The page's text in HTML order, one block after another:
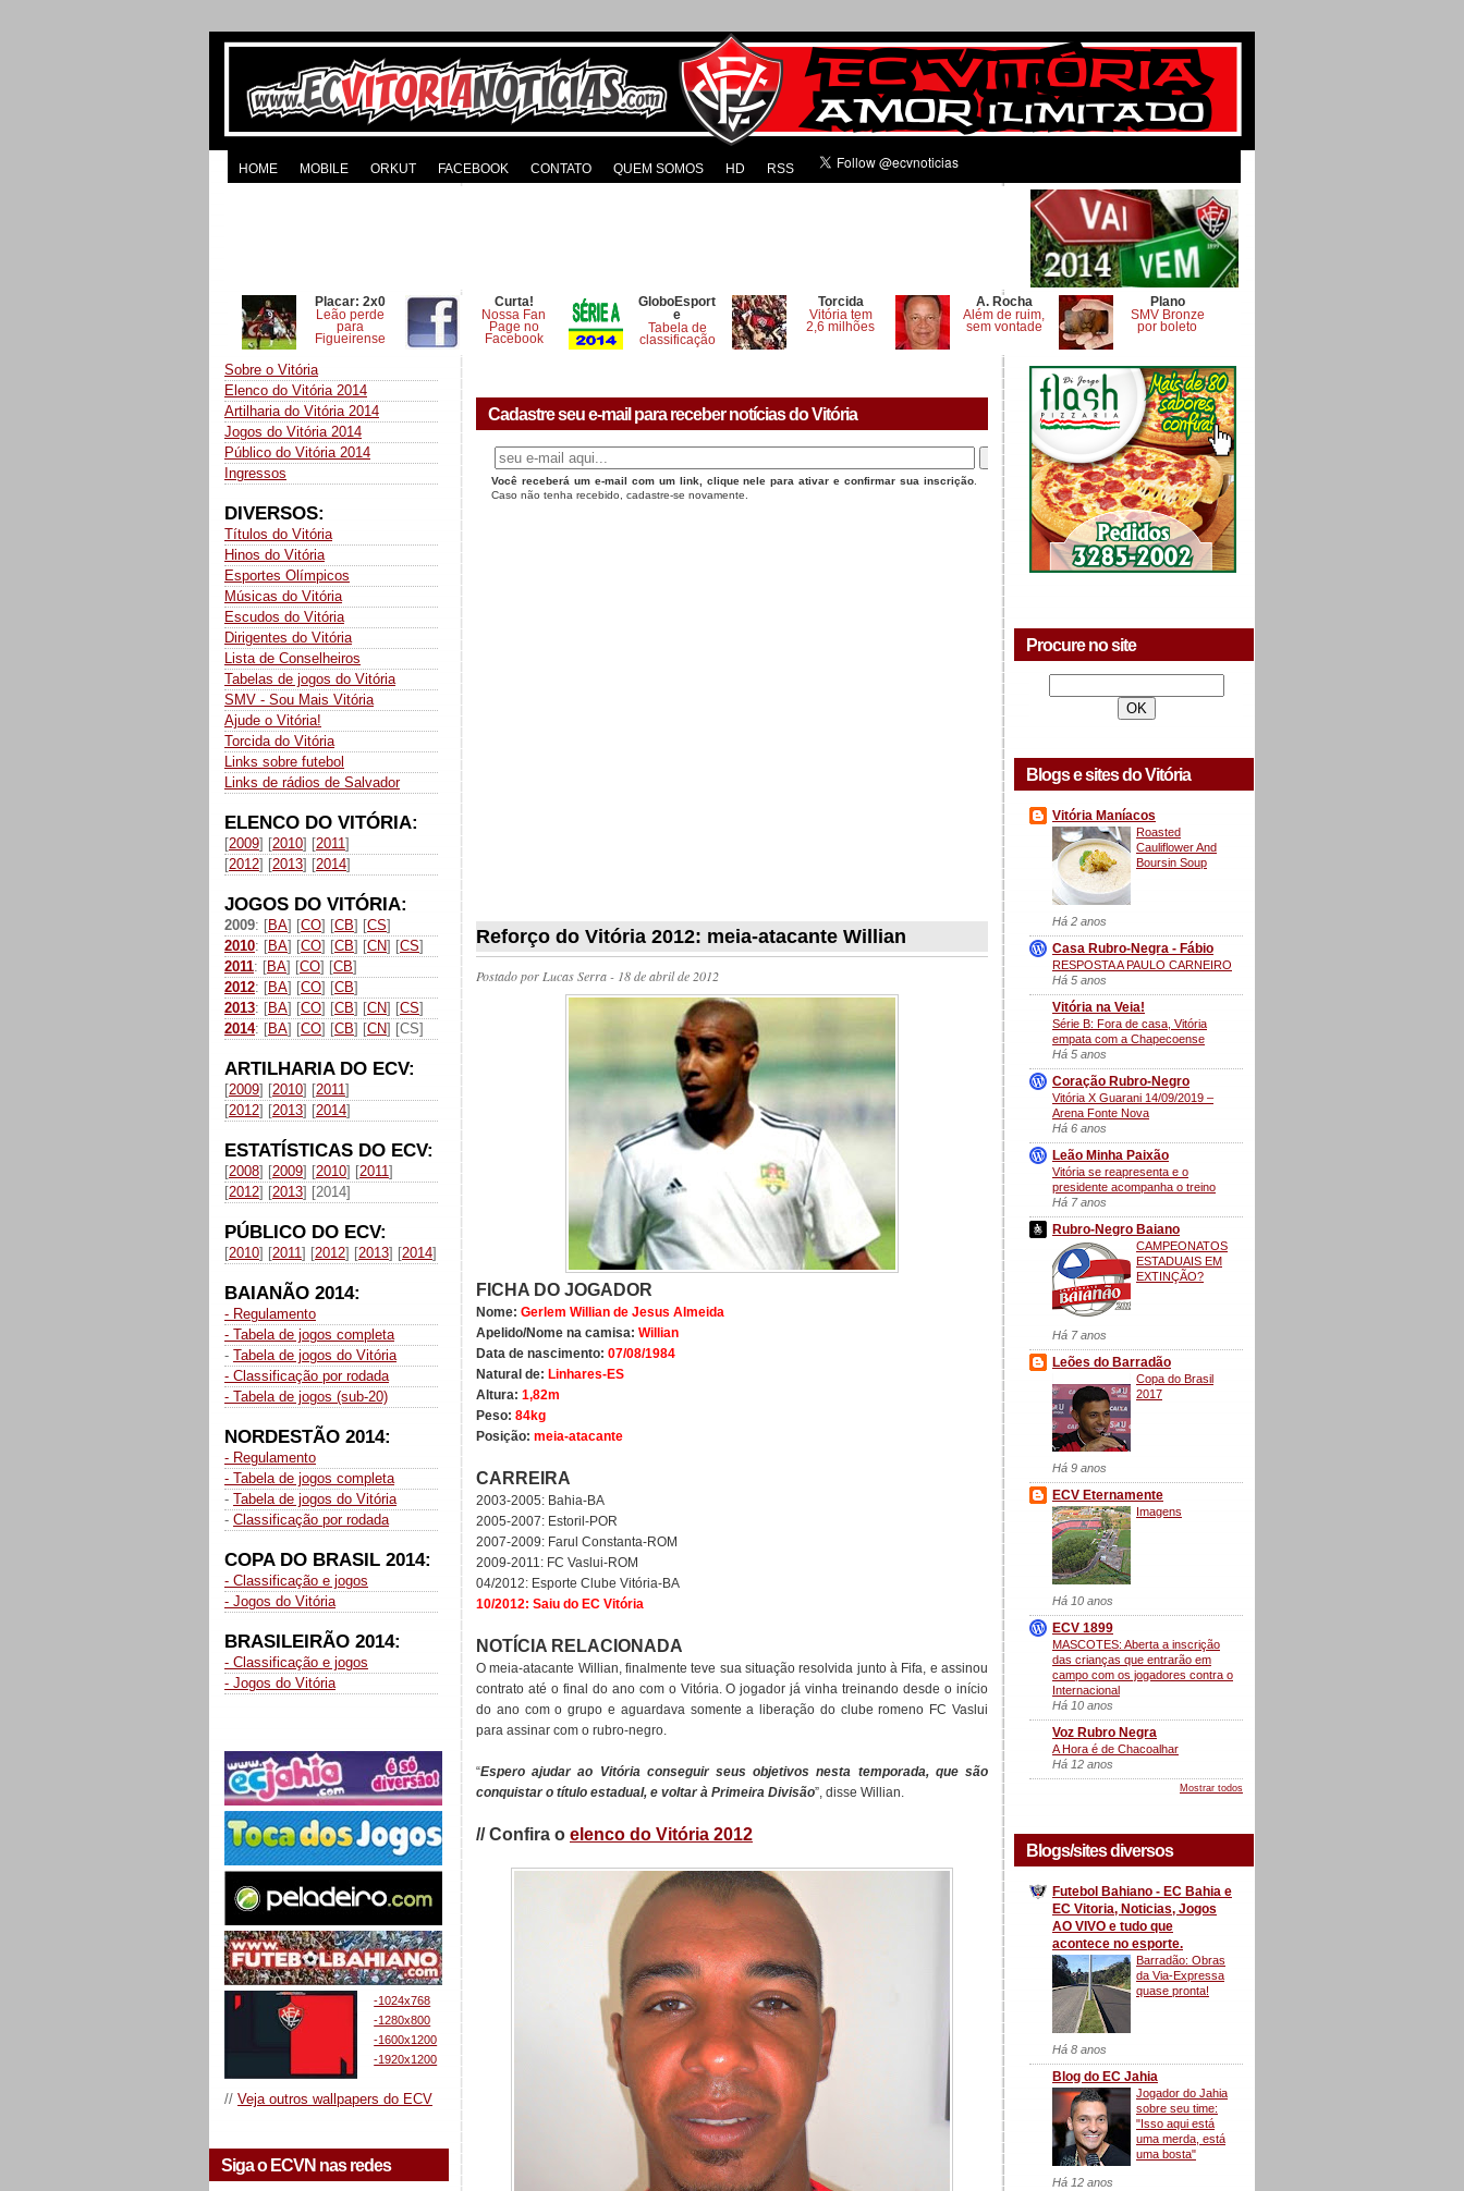
HOME MOBILE ORKUT FACEBOOK CONTATO QUEM SOMOS HD RSS
Placar: 2x0
Leão perde
para
Figueirense
Curta!
Nossa Fan
Page no
Facebook
GloboEsport
e
Tabela de
classificação
Torcida
Vitória tem
2,6 milhões
A. Rocha
Além de ruim,
sem vontade
Plano
SMV Bronze
por boleto
Sobre o Vitória
Elenco do Vitória 2014
Artilharia do Vitória 2014
Jogos do Vitória 2014
Público do Vitória 2014
Ingressos
DIVERSOS:
Títulos do Vitória
Hinos do Vitória
Esportes Olímpicos
Músicas do Vitória
Escudos do Vitória
Dirigentes do Vitória
Lista de Conselheiros
Tabelas de jogos do Vitória
SMV - Sou Mais Vitória
Ajude o Vitória!
Torcida do Vitória
Links sobre futebol
Links de rádios de Salvador
ELENCO DO VITÓRIA:
[2009] [2010] [2011]
[2012] [2013] [2014]
JOGOS DO VITÓRIA:
2009: [BA] [CO] [CB] [CS]
2010: [BA] [CO] [CB] [CN] [CS]
2011: [BA] [CO] [CB]
2012: [BA] [CO] [CB]
2013: [BA] [CO] [CB] [CN] [CS]
2014: [BA] [CO] [CB] [CN] [CS]
ARTILHARIA DO ECV:
[2009] [2010] [2011]
[2012] [2013] [2014]
ESTATÍSTICAS DO ECV:
[2008] [2009] [2010] [2011]
[2012] [2013] [2014]
PÚBLICO DO ECV:
[2010] [2011] [2012] [2013] [2014]
BAIANÃO 2014:
- Regulamento
- Tabela de jogos completa
- Tabela de jogos do Vitória
- Classificação por rodada
- Tabela de jogos (sub-20)
NORDESTÃO 2014:
- Regulamento
- Tabela de jogos completa
- Tabela de jogos do Vitória
- Classificação por rodada
COPA DO BRASIL 2014:
- Classificação e jogos
- Jogos do Vitória
BRASILEIRÃO 2014:
- Classificação e jogos
- Jogos do Vitória
-1024x768
-1280x800
-1600x1200
-1920x1200
// Veja outros wallpapers do ECV
Siga o ECVN nas redes
Cadastre seu e-mail para receber notícias do Vitória
Você receberá um e-mail com um link, clique nele para ativar e confirmar sua inscrição
Caso não tenha recebido, cadastre-se novamente.
Reforço do Vitória 2012: meia-atacante Willian
Postado porLucas Serra- 18 de abril de 2012
FICHA DO JOGADOR
Nome: Gerlem Willian de Jesus Almeida
Apelido/Nome na camisa: Willian
Data de nascimento: 07/08/1984
Natural de: Linhares-ES
Altura: 1,82m
Peso: 84kg
Posição: meia-atacante
CARREIRA
2003-2005: Bahia-BA
2005-2007: Estoril-POR
2007-2009: Farul Constanta-ROM
2009-2011: FC Vaslui-ROM
04/2012: Esporte Clube Vitória-BA
10/2012: Saiu do EC Vitória
NOTÍCIA RELACIONADA
O meia-atacante Willian, finalmente teve sua situação resolvida junto à Fifa, e assinou
contrato até o final do ano com o Vitória. O jogador já vinha treinando desde o início
do ano com o grupo e aguardava somente a liberação do clube romeno FC Vaslui
para assinar com o rubro-negro.
“Espero ajudar ao Vitória conseguir seus objetivos nesta temporada, que são
conquistar o título estadual, e voltar à Primeira Divisão”, disse Willian.
// Confira o elenco do Vitória 2012
Procure no site
Blogs e sites do Vitória
Vitória Maníacos
Roasted
Cauliflower And
Boursin Soup
Há 2 anos
Casa Rubro-Negra - Fábio
RESPOSTA A PAULO CARNEIRO
Há 5 anos
Vitória na Veia!
Série B: Fora de casa, Vitória
empata com a Chapecoense
Há 5 anos
Coração Rubro-Negro
Vitória X Guarani 14/09/2019 –
Arena Fonte Nova
Há 6 anos
Leão Minha Paixão
Vitória se reapresenta e o
presidente acompanha o treino
Há 7 anos
Rubro-Negro Baiano
CAMPEONATOS
ESTADUAIS EM
EXTINÇÃO?
Há 7 anos
Leões do Barradão
Copa do Brasil
2017
Há 9 anos
ECV Eternamente
Imagens
Há 10 anos
ECV 1899
MASCOTES: Aberta a inscrição
das crianças que entrarão em
campo com os jogadores contra o
Internacional
Há 10 anos
Voz Rubro Negra
A Hora é de Chacoalhar
Há 12 anos
Mostrar todos
Blogs/sites diversos
Futebol Bahiano - EC Bahia e
EC Vitoria, Noticias, Jogos
AO VIVO e tudo que
acontece no esporte.
Barradão: Obras
da Via-Expressa
quase pronta!
Há 8 anos
Blog do EC Jahia
Jogador do Jahia
sobre seu time:
"Isso aqui está
uma merda, está
uma bosta"
Há 12 anos